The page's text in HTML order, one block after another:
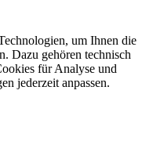
um Ihnen die
Dazu gehören technisch
für Analyse und
jederzeit anpassen.